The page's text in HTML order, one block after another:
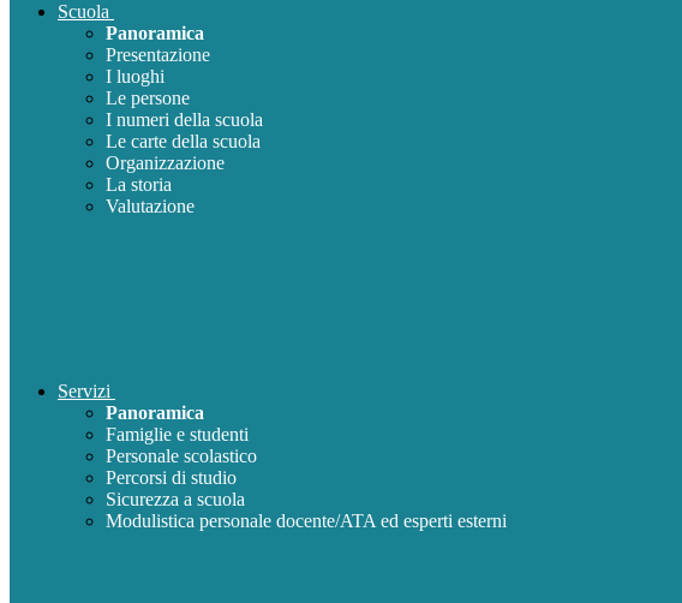
Scuola
Panoramica
Presentazione
I luoghi
Le persone
I numeri della scuola
Le carte della scuola
Organizzazione
La storia
Valutazione
Servizi
Panoramica
Famiglie e studenti
Personale scolastico
Percorsi di studio
Sicurezza a scuola
Modulistica personale docente/ATA ed esperti esterni